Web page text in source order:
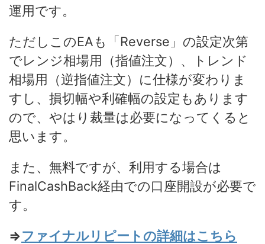
運用です。
ただしこのEAも「Reverse」の設定次第
でレンジ相場用（指値注文）、トレンド
相場用（逆指値注文）に仕様が変わりま
すし、損切幅や利確幅の設定もあります
ので、やはり裁量は必要になってくると
思います。
また、無料ですが、利用する場合は
FinalCashBack経由での口座開設が必要で
す。
⇒ファイナルリピートの詳細はこちら